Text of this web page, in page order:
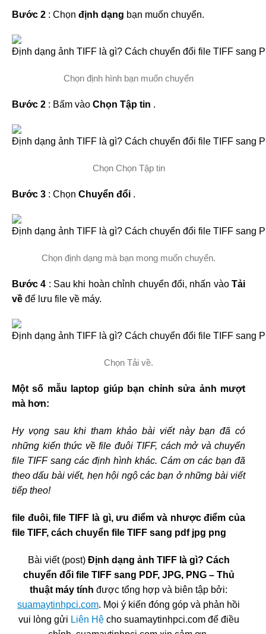
Bước 2 : Chọn định dạng bạn muốn chuyển.
Chọn định hình bạn muốn chuyển
Bước 2 : Bấm vào Chọn Tập tin .
Chọn Chọn Tập tin
Bước 3 : Chọn Chuyển đổi .
Chọn định dạng mà bạn mong muốn chuyển.
Bước 4 : Sau khi hoàn chỉnh chuyển đổi, nhấn vàoTải
về để lưu file về máy.
Chọn Tải về.
Một số mẫu laptop giúp bạn chỉnh sửa ảnh mượt
mà hơn:
Hy vọng sau khi tham khảo bài viết này bạn đã có
những kiến thức về file đuôi TIFF, cách mở và chuyển
file TIFF sang các định hình khác. Cám ơn các bạn đã
theo dấu bài viết, hẹn hội ngộ các bạn ở những bài viết
tiếp theo!
file đuôi, file TIFF là gì, ưu điểm và nhược điểm của
file TIFF, cách chuyển file TIFF sang pdf jpg png
Bài viết (post) Định dạng ảnh TIFF là gì? Cách
chuyển đổi file TIFF sang PDF, JPG, PNG – Thủ
thuật máy tính được tổng hợp và biên tập bởi:
suamaytinhpci.com. Mọi ý kiến đóng góp và phản hồi
vui lòng gửi Liên Hệcho suamaytinhpci.com để điều